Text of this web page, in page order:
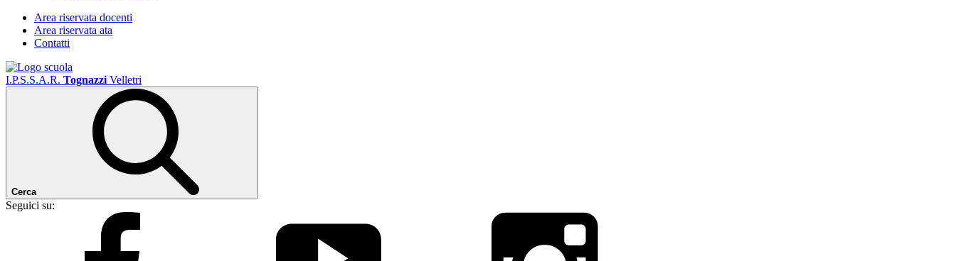
Area riservata docenti
Area riservata ata
Contatti
I.P.S.S.A.R. Tognazzi Velletri
Cerca
Seguici su: